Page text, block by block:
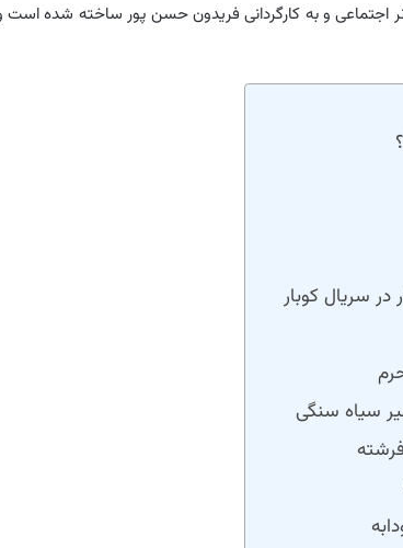
در سریال کوبار
سیاه سنگی